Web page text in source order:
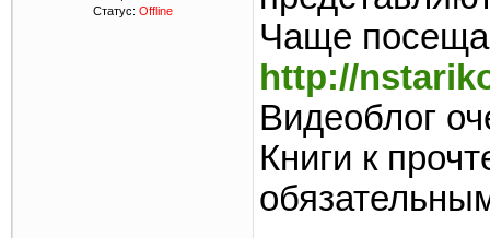
Статус: Offline
Чаще
http://
Видеоблог
Книги к